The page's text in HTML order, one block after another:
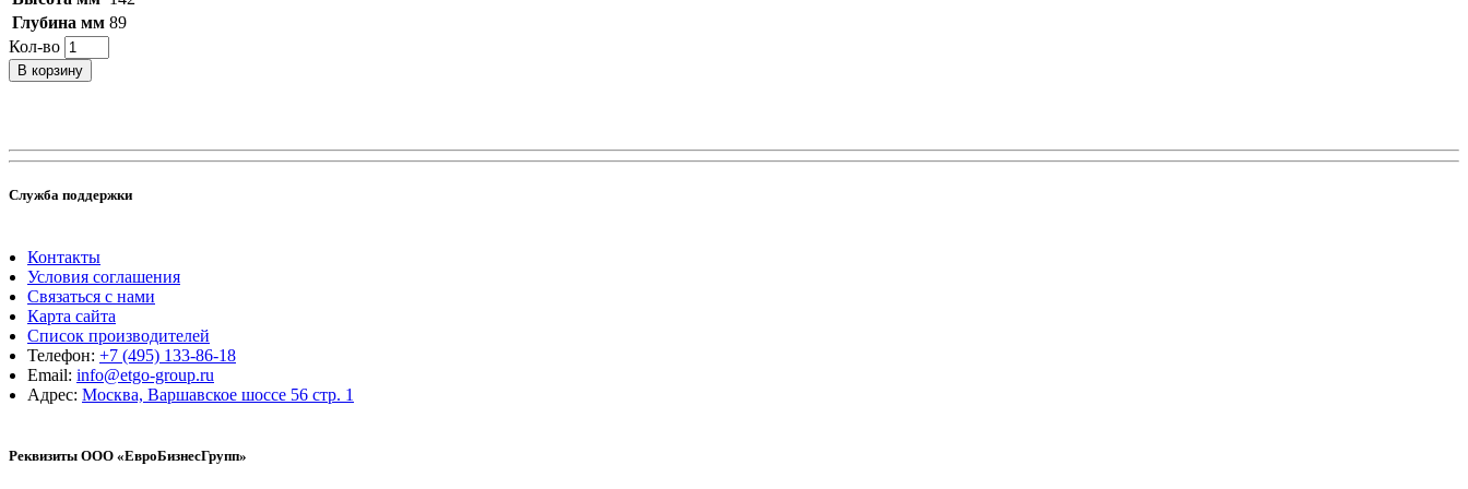
Глубина мм 89
Кол-во
В корзину
Служба поддержки
Контакты
Условия соглашения
Связаться с нами
Карта сайта
Список производителей
Телефон: +7 (495) 133-86-18
Email: info@etgo-group.ru
Адрес: Москва, Варшавское шоссе 56 стр. 1
Реквизиты ООО «ЕвроБизнесГрупп»